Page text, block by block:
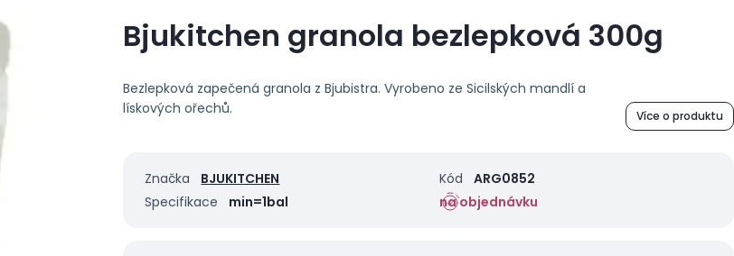
Bjukitchen granola bezlepková 300g
Bezlepková zapečená granola z Bjubistra. Vyrobeno ze Sicilských mandlí a
lískových ořechů.
Více o produktu
Značka BJUKITCHEN Kód
ARG0852
Specifikace
min=1bal na objednávku